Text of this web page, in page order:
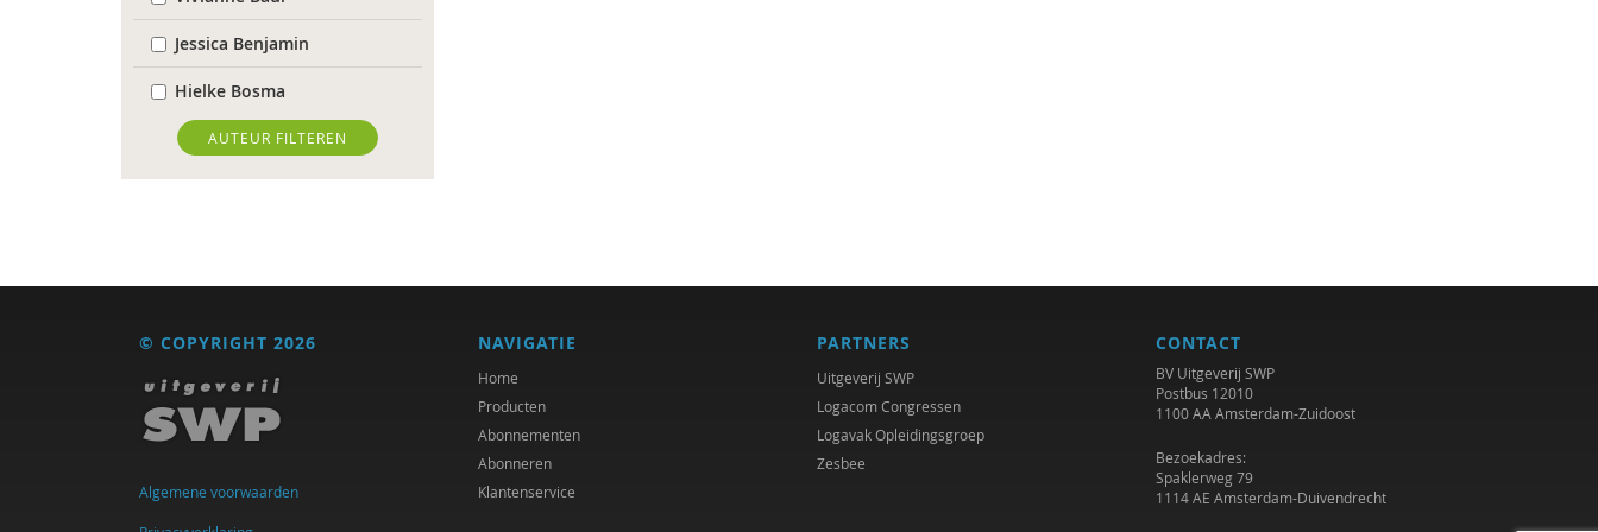
Jessica Benjamin
Hielke Bosma
Jolande Bource
Richard Brons
Laura Capitaine
Mariëlle Cuijpers
Marcel de Rooij
AUTEUR FILTEREN
© COPYRIGHT 2026
Algemene voorwaarden
NAVIGATIE
Home
Producten
Abonnementen
Abonneren
Klantenservice
PARTNERS
Uitgeverij SWP
Logacom Congressen
Logavak Opleidingsgroep
Zesbee
CONTACT
BV Uitgeverij SWP
Postbus 12010
1100 AA Amsterdam-Zuidoost
Bezoekadres:
Spaklerweg 79
1114 AE Amsterdam-Duivendrecht